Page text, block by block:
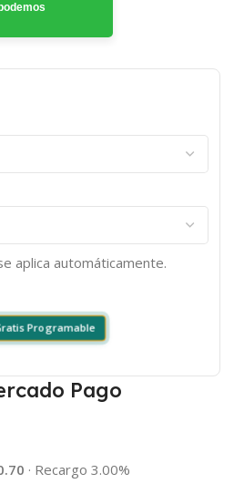
aplica automáticamente.
Programable
Pago
· Recargo 3.00%